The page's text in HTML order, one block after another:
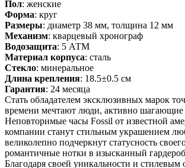
Пол: женские
Форма: круг
Размеры: диаметр 38 мм, толщина 12 мм
Механизм: кварцевый хронограф
Водозащита: 5 АТМ
Материал корпуса: сталь
Стекло: минеральное
Длина крепления: 18.5±0.5 см
Гарантия: 24 месяца
Стать обладателем эксклюзивных марок
времени мечтают люди, активно шагающие
Неповторимые часы Fossil от известной
компании станут стильным украшением
великолепно подчеркнут статусность
романтичные нотки в изысканный
Благодаря своей уникальности и стилевым